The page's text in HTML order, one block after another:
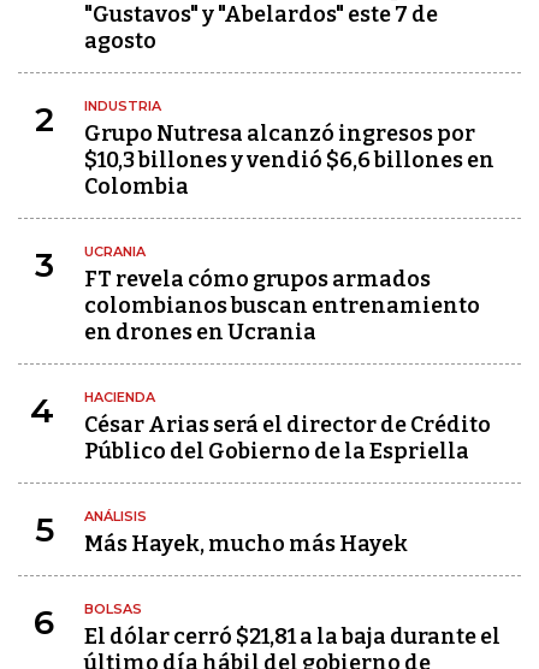
"Gustavos" y "Abelardos" este 7 de
agosto
2 INDUSTRIA
Grupo Nutresa alcanzó ingresos por
$10,3 billones y vendió $6,6 billones en
Colombia
3 UCRANIA
FT revela cómo grupos armados
colombianos buscan entrenamiento
en drones en Ucrania
4 HACIENDA
César Arias será el director de Crédito
Público del Gobierno de la Espriella
5 ANÁLISIS
Más Hayek, mucho más Hayek
6 BOLSAS
El dólar cerró $21,81 a la baja durante el
último día hábil del gobierno de